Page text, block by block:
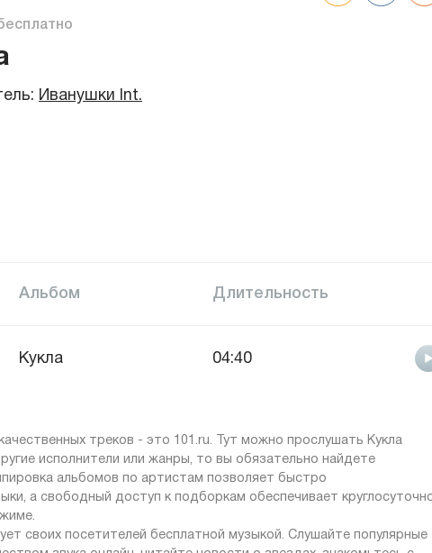
Иванушки Int.
Альбом Длительность
Кукла 04:40
треков - это 101.ru. Тут можно прослушать Кукла
исполнители или жанры, то вы обязательно найдете
альбомов по артистам позволяет быстро
а свободный доступ к подборкам обеспечивает
своих посетителей бесплатной музыкой. Слушайте популярные